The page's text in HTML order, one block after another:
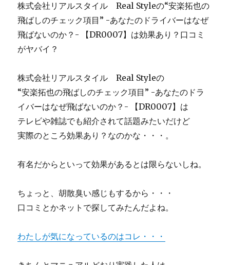
株式会社リアルスタイル Real Styleの“安楽拓也の
飛ばしのチェック項目” -あなたのドライバーはなぜ
飛ばないのか？- 【DR0007】は効果あり？口コミ
がヤバイ？
株式会社リアルスタイル Real Styleの
“安楽拓也の飛ばしのチェック項目” -あなたのドラ
イバーはなぜ飛ばないのか？- 【DR0007】は
テレビや雑誌でも紹介されて話題みたいだけど
実際のところ効果あり？なのかな・・・。
有名だからといって効果があるとは限らないしね。
ちょっと、胡散臭い感じもするから・・・
口コミとかネットで探してみたんだよね。
わたしが気になっているのはコレ・・・